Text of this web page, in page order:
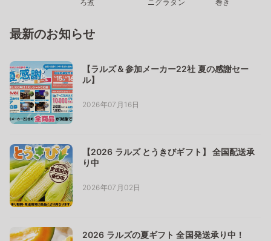
ろ煮 ニグラタン 巻き
最新のお知らせ
【ラルズ＆参加メーカー22社 夏の感謝セー
ル】
2026年07月16日
【2026 ラルズ とうきびギフト】 全国配送承
り中
2026年07月02日
2026 ラルズの夏ギフト 全国発送承り中！